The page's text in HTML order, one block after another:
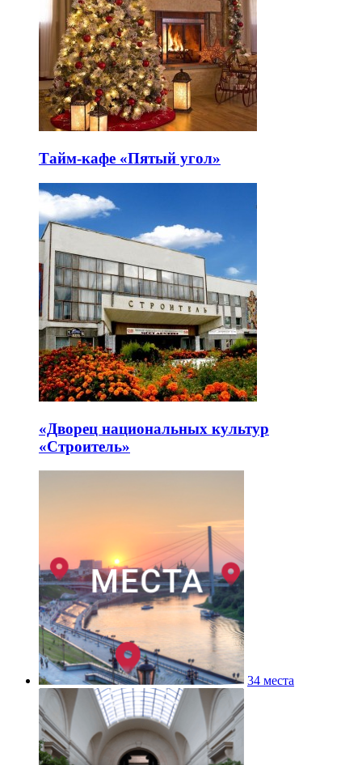
Тайм-кафе «Пятый угол»
«Дворец национальных культур
«Строитель»
34 места